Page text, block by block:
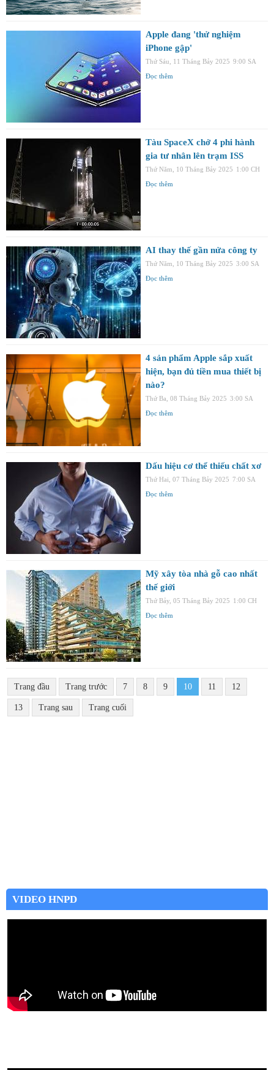
Apple đang 'thử nghiệm
iPhone gập'
Thứ Sáu, 11 Tháng Bảy 2025 9:00 SA
Đọc thêm
Tàu SpaceX chở 4 phi hành
gia tư nhân lên trạm ISS
Thứ Năm, 10 Tháng Bảy 2025 1:00 CH
Đọc thêm
AI thay thế gần nửa công ty
Thứ Năm, 10 Tháng Bảy 2025 3:00 SA
Đọc thêm
4 sản phẩm Apple sắp xuất
hiện, bạn đủ tiền mua thiết bị
nào?
Thứ Ba, 08 Tháng Bảy 2025 3:00 SA
Đọc thêm
Dấu hiệu cơ thể thiếu chất xơ
Thứ Hai, 07 Tháng Bảy 2025 7:00 SA
Đọc thêm
Mỹ xây tòa nhà gỗ cao nhất
thế giới
Thứ Bảy, 05 Tháng Bảy 2025 1:00 CH
Đọc thêm
Trang đầu Trang trước 7 8 9 10 11 12
13 Trang sau Trang cuối
VIDEO HNPD